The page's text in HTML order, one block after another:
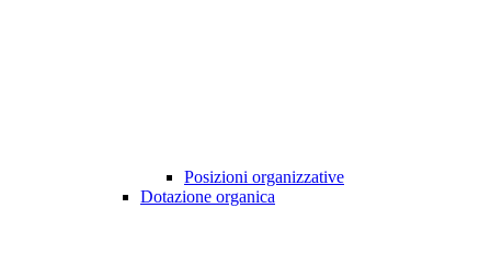
Posizioni organizzative
Dotazione organica